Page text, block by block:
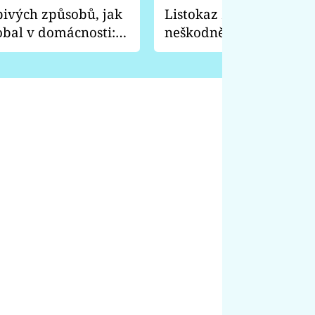
způsobů, jak
v domácnosti:
a vydrhne
Listokaz zahradní
neškodně, ale je to
před tímhle broukem